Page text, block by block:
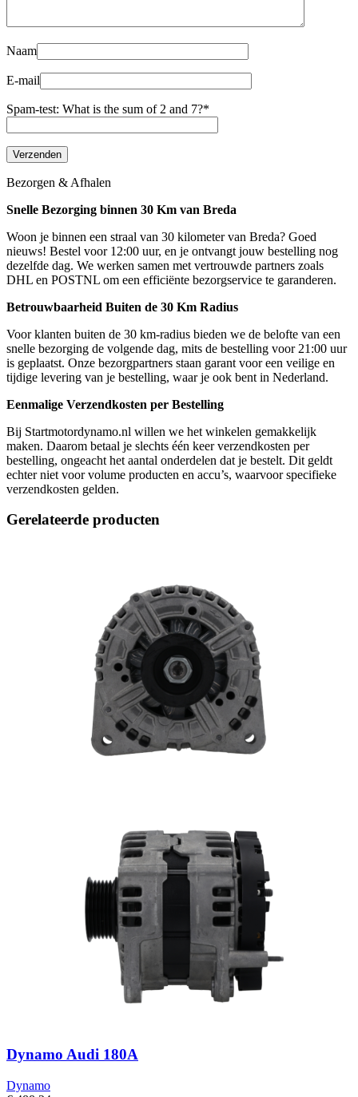
Naam
E-mail
Spam-test: What is the sum of 2 and 7?*
Bezorgen & Afhalen
Snelle Bezorging binnen 30 Km van Breda
Woon je binnen een straal van 30 kilometer van Breda? Goed
nieuws! Bestel voor 12:00 uur, en je ontvangt jouw bestelling nog
dezelfde dag. We werken samen met vertrouwde partners zoals
DHL en POSTNL om een efficiënte bezorgservice te garanderen.
Betrouwbaarheid Buiten de 30 Km Radius
Voor klanten buiten de 30 km-radius bieden we de belofte van een
snelle bezorging de volgende dag, mits de bestelling voor 21:00 uur
is geplaatst. Onze bezorgpartners staan garant voor een veilige en
tijdige levering van je bestelling, waar je ook bent in Nederland.
Eenmalige Verzendkosten per Bestelling
Bij Startmotordynamo.nl willen we het winkelen gemakkelijk
maken. Daarom betaal je slechts één keer verzendkosten per
bestelling, ongeacht het aantal onderdelen dat je bestelt. Dit geldt
echter niet voor volume producten en accu’s, waarvoor specifieke
verzendkosten gelden.
Gerelateerde producten
Dynamo Audi 180A
Dynamo